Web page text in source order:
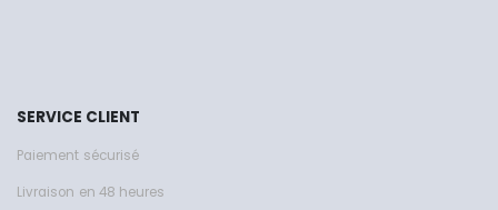
SERVICE CLIENT
Paiement sécurisé
Livraison en 48 heures